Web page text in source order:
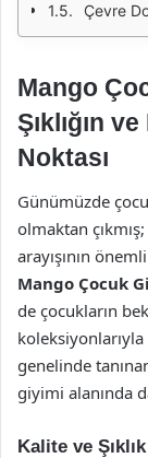
Çevre
Mango
Şıklığın
Noktası
Günümüzde
olmaktan
arayışının
Mango Çocuk
de çocukların
genelinde
giyimi alanında
Kalite ve Şıklık